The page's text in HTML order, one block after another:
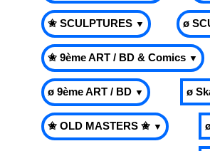
✬ SCULPTURES ▼ ø
✬ 9ème ART / BD & Comics ▼
ø 9ème ART / BD ▼ ø
✬ OLD MASTERS ✬ ▼